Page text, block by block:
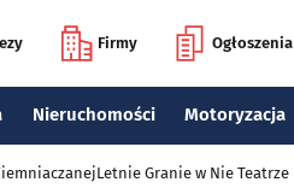
Firmy Ogłoszenia
Nieruchomości Motoryzacja
Letnie Granie w Nie Teatrze